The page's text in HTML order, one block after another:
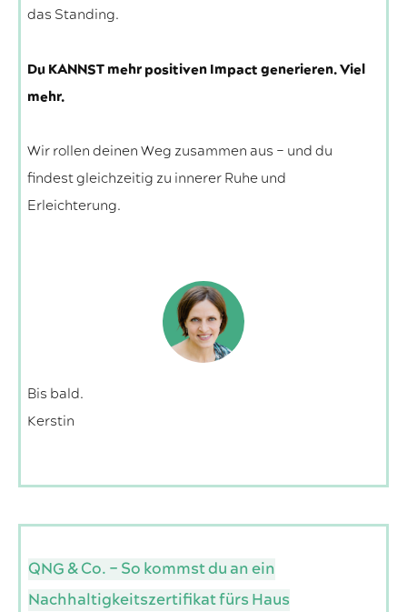
das Standing.
Du KANNST mehr positiven Impact generieren. Viel
mehr.
Wir rollen deinen Weg zusammen aus – und du
findest gleichzeitig zu innerer Ruhe und
Erleichterung.
Bis bald.
Kerstin
QNG & Co. – So kommst du an ein
Nachhaltigkeitszertifikat fürs Haus